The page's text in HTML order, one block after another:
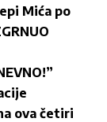
Mića po
ova četiri